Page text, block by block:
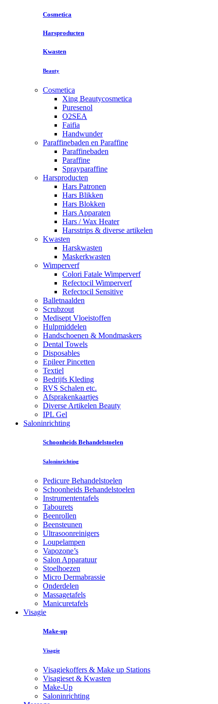
Cosmetica
Harsproducten
Kwasten
Beauty
Cosmetica
Xing Beautycosmetica
Puresenol
O2SEA
Faifia
Handwunder
Paraffinebaden en Paraffine
Paraffinebaden
Paraffine
Sprayparaffine
Harsproducten
Hars Patronen
Hars Blikken
Hars Blokken
Hars Apparaten
Hars / Wax Heater
Harsstrips & diverse artikelen
Kwasten
Harskwasten
Maskerkwasten
Wimperverf
Colori Fatale Wimperverf
Refectocil Wimperverf
Refectocil Sensitive
Balletnaalden
Scrubzout
Medisept Vloeistoffen
Hulpmiddelen
Handschoenen & Mondmaskers
Dental Towels
Disposables
Epileer Pincetten
Textiel
Bedrijfs Kleding
RVS Schalen etc.
Afsprakenkaartjes
Diverse Artikelen Beauty
IPL Gel
Saloninrichting
Schoonheids Behandelstoelen
Saloninrichting
Pedicure Behandelstoelen
Schoonheids Behandelstoelen
Instrumententafels
Tabourets
Beenrollen
Beensteunen
Ultrasoonreinigers
Loupelampen
Vapozone’s
Salon Apparatuur
Stoelhoezen
Micro Dermabrassie
Onderdelen
Massagetafels
Manicuretafels
Visagie
Make-up
Visagie
Visagiekoffers & Make up Stations
Visagieset & Kwasten
Make-Up
Saloninrichting